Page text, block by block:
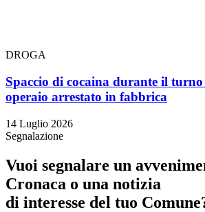
DROGA
Spaccio di cocaina durante il
operaio arrestato in fabbrica
14 Luglio 2026
Segnalazione
Vuoi segnalare un
Cronaca o una notizia
di interesse del tuo